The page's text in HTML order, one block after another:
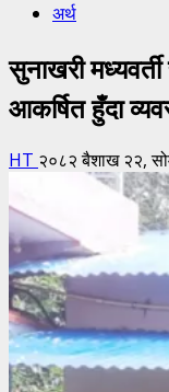
अर्थ
सुनाखरी
आकर्षित हुँदा
HT २०८२ बैशाख २२,